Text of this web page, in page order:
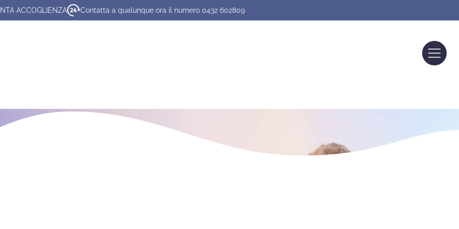
ACCOGLIENZA Contatta a qualunque ora il numero 0432 602809